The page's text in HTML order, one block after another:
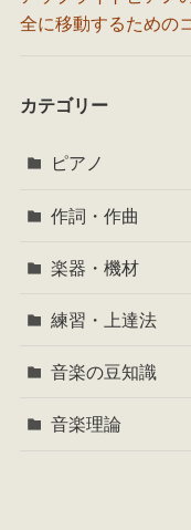
全に移動するための
カテゴリー
ピアノ
作詞・作曲
楽器・機材
練習・上達法
音楽の豆知識
音楽理論